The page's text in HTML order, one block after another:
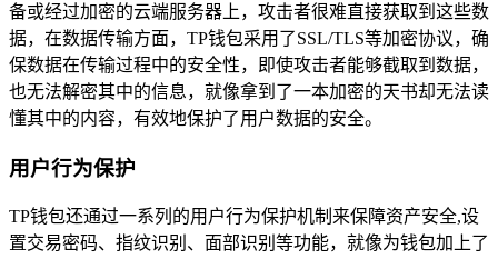
备或经过加密的云端服务器上，攻击者很难直接获取到这些数
据，在数据传输方面，TP钱包采用了SSL/TLS等加密协议，确
保数据在传输过程中的安全性，即使攻击者能够截取到数据，
也无法解密其中的信息，就像拿到了一本加密的天书却无法读
懂其中的内容，有效地保护了用户数据的安全。
用户行为保护
TP钱包还通过一系列的用户行为保护机制来保障资产安全,设
置交易密码、指纹识别、面部识别等功能，就像为钱包加上了